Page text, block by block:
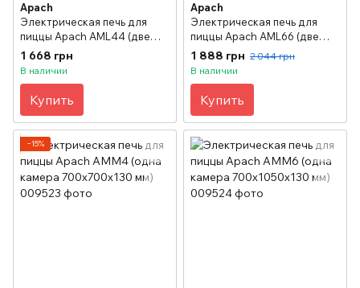
Apach
Электрическая печь для
пиццы Apach АML44 (две
камеры 720х720х140 мм)
1 668 грн
В наличии
Купить
Apach
Электрическая печь для
пиццы Apach АML66 (две
камеры 720х1080х140 мм)
1 888 грн 2 044 грн
В наличии
Купить
−15%